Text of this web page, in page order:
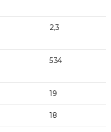
2,3
534
19
18